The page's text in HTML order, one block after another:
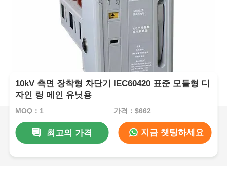
10kV 측면 장착형 차단기 IEC60420 표준 모듈형 디
자인 링 메인 유닛용
MOQ：1 가격：$662
최고의 가격 지금 챗팅하세요